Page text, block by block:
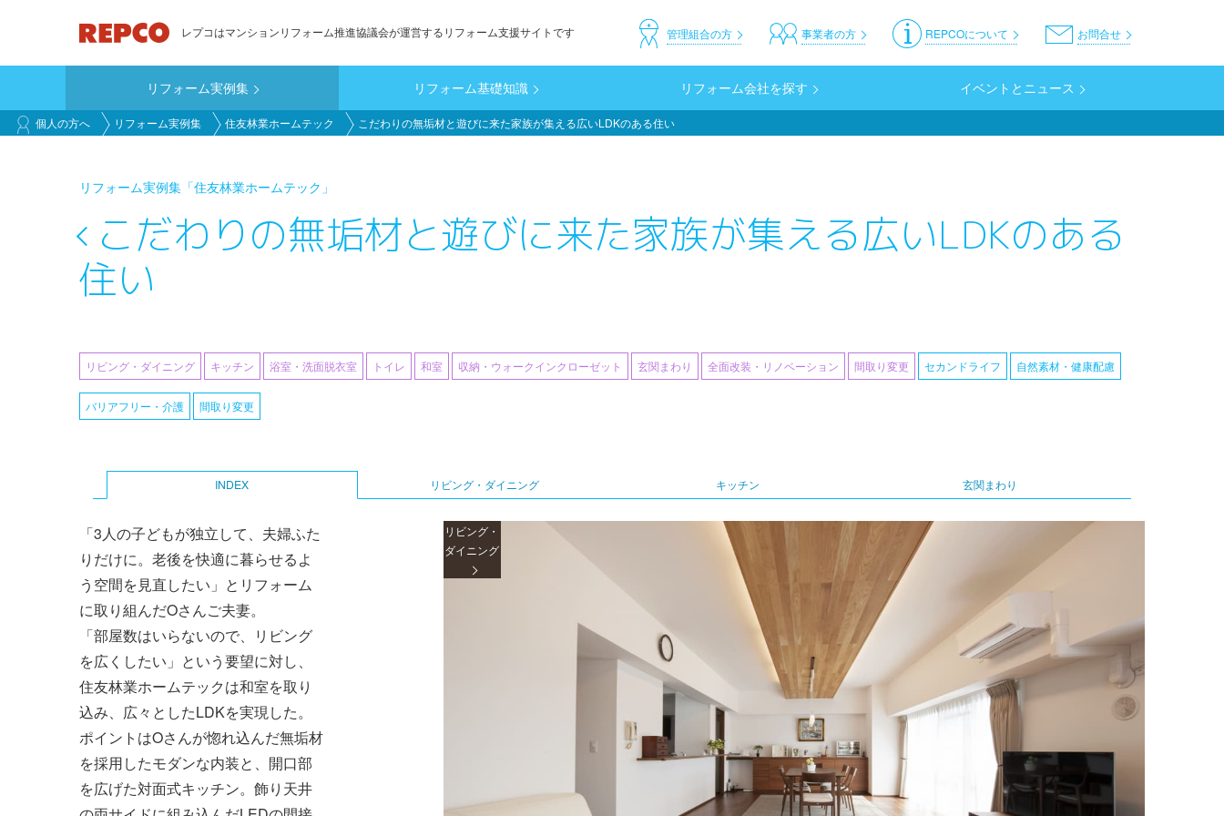
ン
ン
テ
レプコはマンションリフォーム推進協議会が運営するリフォーム支援サイトです header_customer お問合せ
REPCOについて
事業者の方
管理組合の方
main_customer
リフォーム実例集 リフォーム基礎知識 リフォーム会社を探す イベントとニュース
個人の方へ リフォーム実例集 住友林業ホームテック こだわりの無垢材と遊びに来た家族が集える広いLDKのある住い
リフォーム実例集 「住友林業ホームテック」
こだわりの無垢材と遊びに来た家族が集える広いLDKのある
住い
tabs
INDEX リビング・ダイニング キッチン 玄関まわり
セカンドライフ 自然素材・健康配慮
バリアフリー・介護 間取り変更
リビング・ダイニング キッチン 浴室・洗面脱衣室 トイレ 和室 収納・ウォークインクローゼット 玄関まわり 全面改装・リノベーション 間取り変更
「3人の子どもが独立して、夫婦ふた
りだけに。老後を快適に暮らせるよ
う空間を見直したい」とリフォーム
に取り組んだOさんご夫妻。
「部屋数はいらないので、リビング
を広くしたい」という要望に対し、
住友林業ホームテックは和室を取り
込み、広々としたLDKを実現した。
ポイントはOさんが惚れ込んだ無垢材
を採用したモダンな内装と、開口部
を広げた対面式キッチン。飾り天井
リビング・
ダイニング